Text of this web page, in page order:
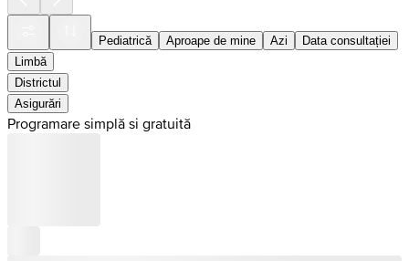
Pediatrică Aproape de mine Azi
Data consultației
Limbă
Districtul
Asigurări
Programare simplă si gratuită